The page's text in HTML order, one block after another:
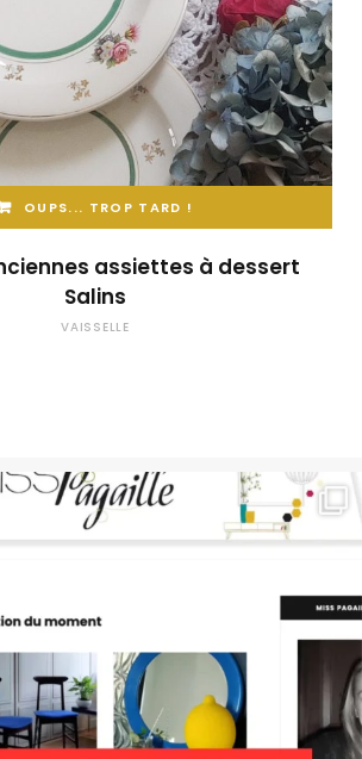
OUPS... TROP TARD !
assiettes à dessert
Salins
VAISSELLE